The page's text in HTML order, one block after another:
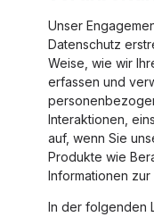
Unser
Datenschutz
Weise, wie wir
erfassen und
Interaktionen,
auf, wenn Sie
Produkte wie
Informationen
In der folgenden